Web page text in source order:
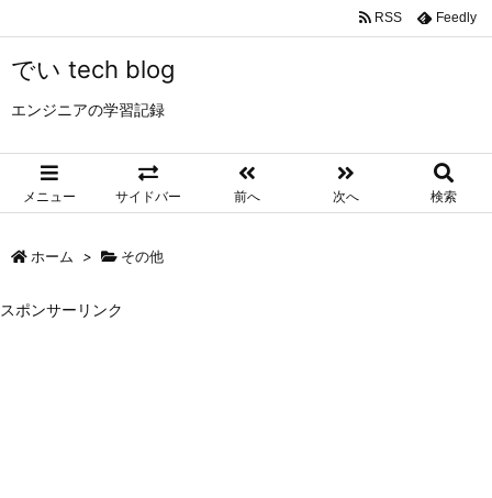
でい tech blog
エンジニアの学習記録
メニュー サイドバー 前へ 次へ 検索
RSS Feedly
ホーム > その他
スポンサーリンク